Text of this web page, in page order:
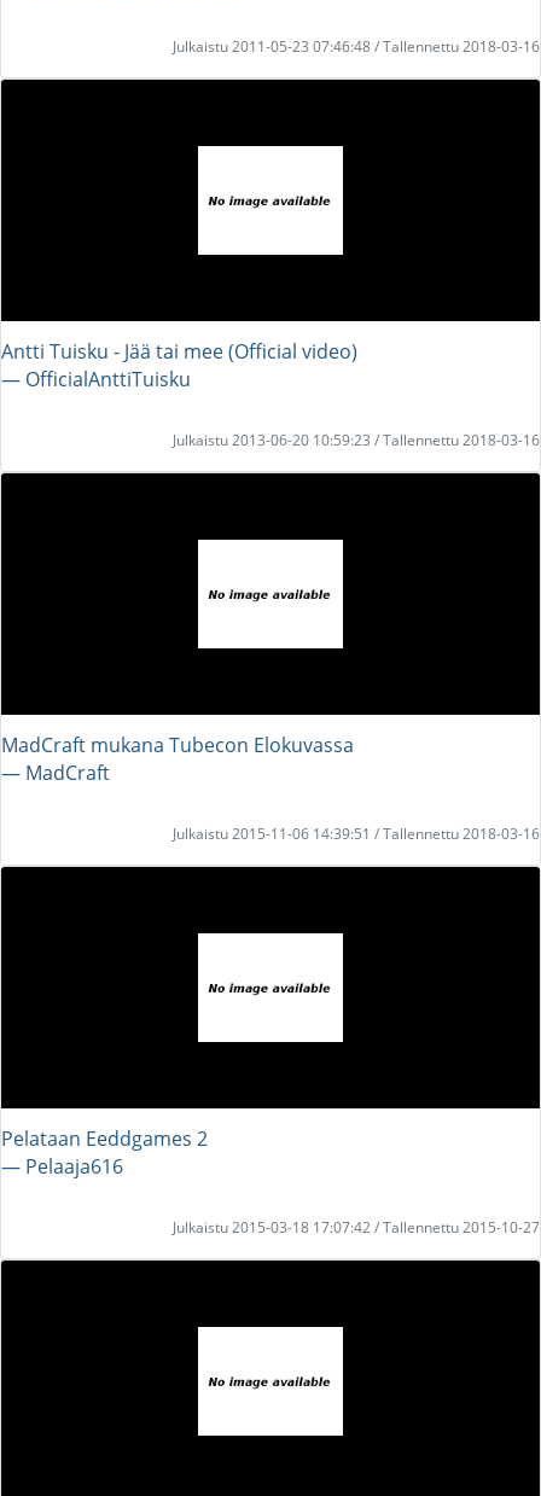
Julkaistu 2011-05-23 07:46:48 / Tallennettu 2018-03-16
Antti Tuisku - Jää tai mee (Official video)
― OfficialAnttiTuisku
Julkaistu 2013-06-20 10:59:23 / Tallennettu 2018-03-16
MadCraft mukana Tubecon Elokuvassa
― MadCraft
Julkaistu 2015-11-06 14:39:51 / Tallennettu 2018-03-16
Pelataan Eeddgames 2
― Pelaaja616
Julkaistu 2015-03-18 17:07:42 / Tallennettu 2015-10-27